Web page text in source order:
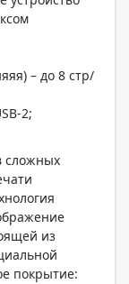
– до 8 стр/
2;
сложных
из
покрытие: